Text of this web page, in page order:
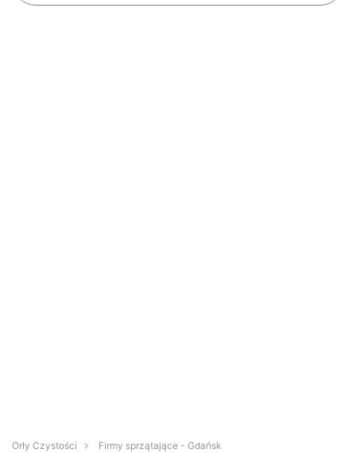
Orły Czystości
Firmy sprzątające - Gdańsk